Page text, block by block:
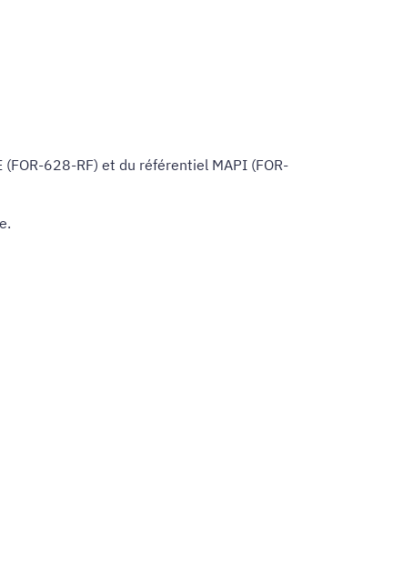
628-RF) et du référentiel MAPI (FOR-